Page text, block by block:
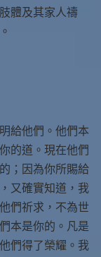
體及其家人禱
給他們。他們本
的道。現在他們
；因為你所賜給
又確實知道，我
們祈求，不為世
本是你的。凡是
們得了榮耀。我